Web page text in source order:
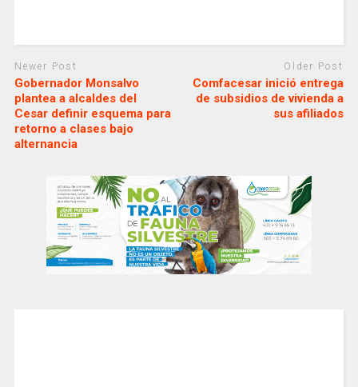
Newer Post
Gobernador Monsalvo
plantea a alcaldes del
Cesar definir esquema para
retorno a clases bajo
alternancia
Older Post
Comfacesar inició entrega
de subsidios de vivienda a
sus afiliados